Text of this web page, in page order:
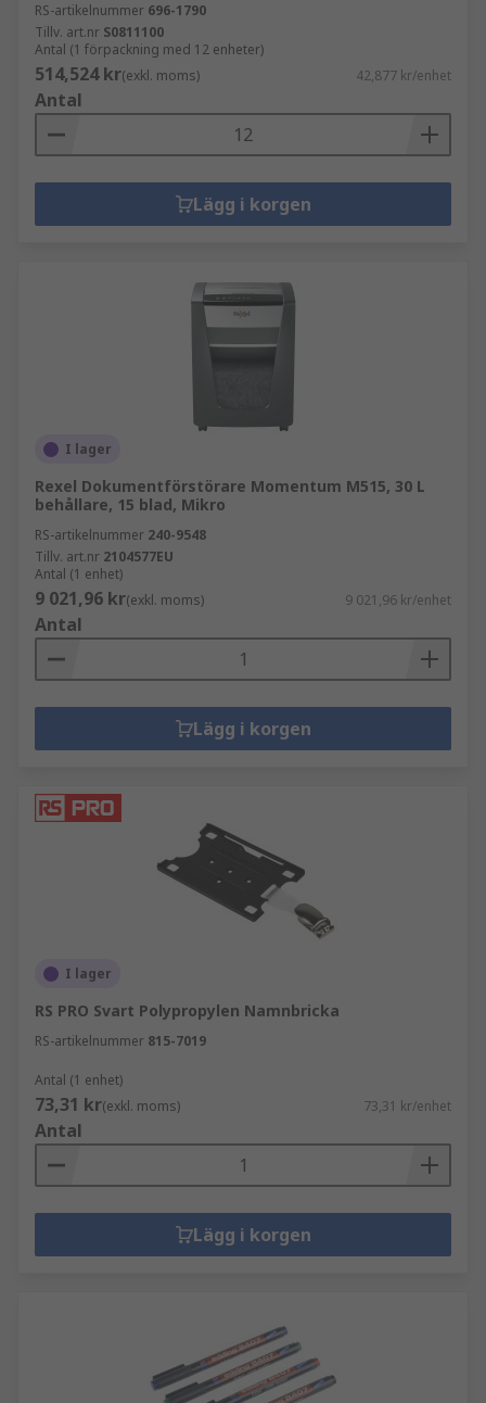
RS-artikelnummer 696-1790
Tillv. art.nr S0811100
Antal (1 förpackning med 12 enheter)
514,524 kr(exkl. moms) 42,877 kr/enhet
Antal
Lägg i korgen
I lager
Rexel Dokumentförstörare Momentum M515, 30 L
behållare, 15 blad, Mikro
RS-artikelnummer 240-9548
Tillv. art.nr 2104577EU
Antal (1 enhet)
9 021,96 kr(exkl. moms) 9 021,96 kr/enhet
Antal
Lägg i korgen
I lager
RS PRO Svart Polypropylen Namnbricka
RS-artikelnummer 815-7019
Antal (1 enhet)
73,31 kr(exkl. moms) 73,31 kr/enhet
Antal
Lägg i korgen